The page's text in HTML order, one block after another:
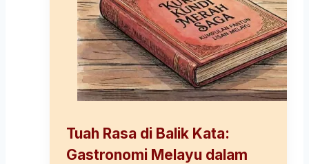
Tuah Rasa di Balik Kata:
Gastronomi Melayu dalam